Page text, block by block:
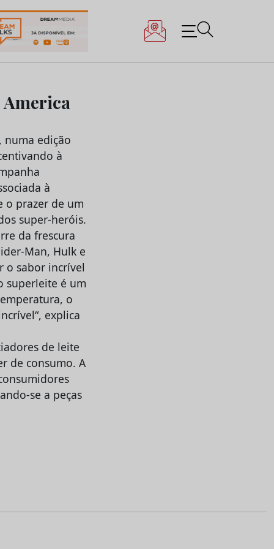
numa edição
à
à
o prazer de um
super-heróis.
da frescura
Man, Hulk e
o sabor incrível
superleite é um
o
explica
de leite
de consumo. A
se a peças